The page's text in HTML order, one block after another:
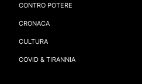
CONTRO POTERE
CRONACA
CULTURA
COVID & TIRANNIA